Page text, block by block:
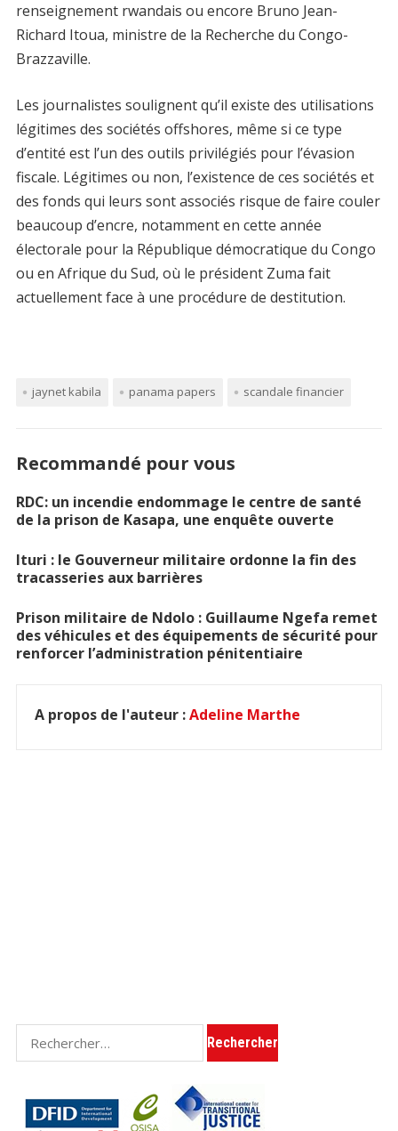
renseignement rwandais ou encore Bruno Jean-
Richard Itoua, ministre de la Recherche du Congo-
Brazzaville.
Les journalistes soulignent qu’il existe des utilisations
légitimes des sociétés offshores, même si ce type
d’entité est l’un des outils privilégiés pour l’évasion
fiscale. Légitimes ou non, l’existence de ces sociétés et
des fonds qui leurs sont associés risque de faire couler
beaucoup d’encre, notamment en cette année
électorale pour la République démocratique du Congo
ou en Afrique du Sud, où le président Zuma fait
actuellement face à une procédure de destitution.
jaynet kabila panama papers scandale financier
Recommandé pour vous
RDC: un incendie endommage le centre de santé
de la prison de Kasapa, une enquête ouverte
Ituri : le Gouverneur militaire ordonne la fin des
tracasseries aux barrières
Prison militaire de Ndolo : Guillaume Ngefa remet
des véhicules et des équipements de sécurité pour
renforcer l’administration pénitentiaire
A propos de l'auteur :Adeline Marthe
Rechercher :